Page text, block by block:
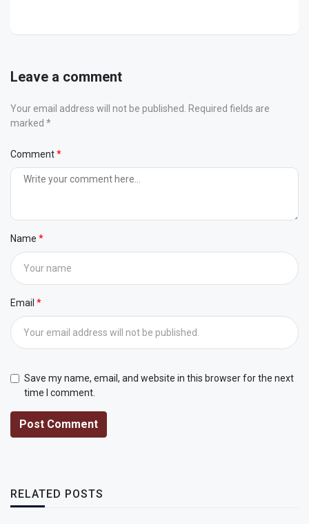
Leave a comment
Your email address will not be published. Required fields are
marked *
Comment
Name
Email
Save my name, email, and website in this browser for the next
time I comment.
Post Comment
RELATED POSTS